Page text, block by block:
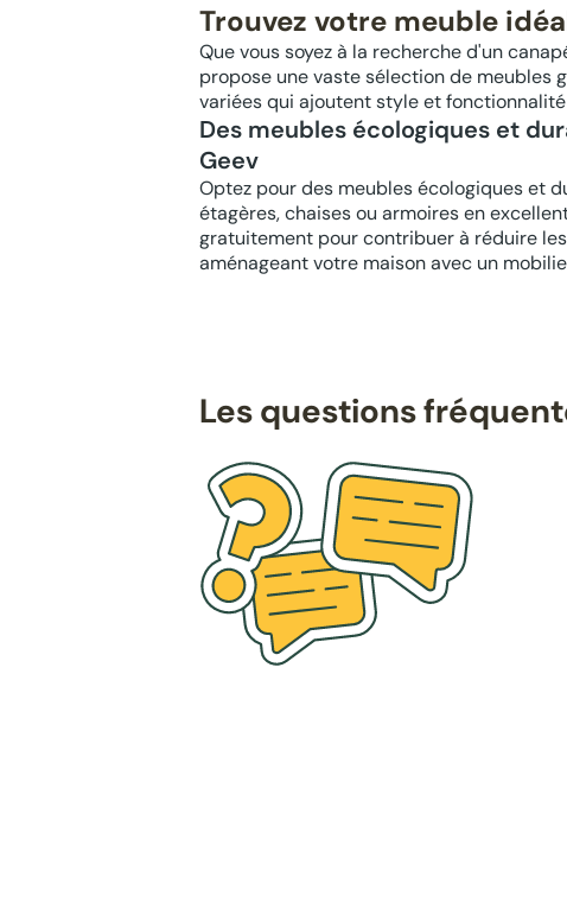
Trouvez votre meuble
Que vous soyez à la recherche d'un
propose une vaste sélection de meubles
variées qui ajoutent style et
Des meubles écologiques et
Geev
Optez pour des meubles écologiques et
étagères, chaises ou armoires en
gratuitement pour contribuer à réduire
aménageant votre maison avec un
Les questions